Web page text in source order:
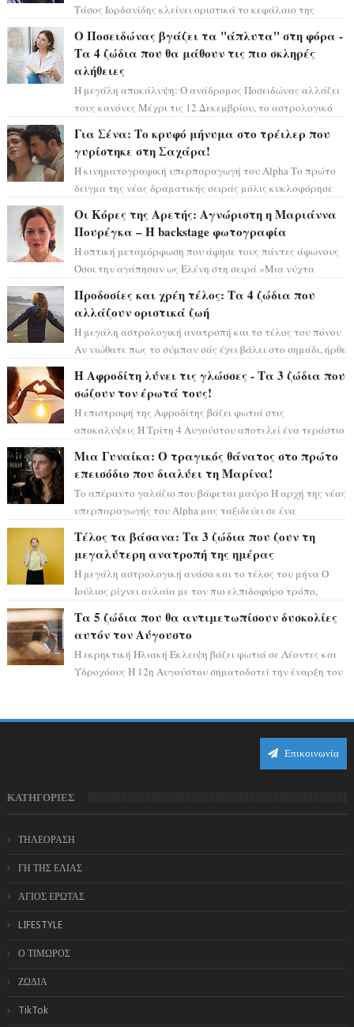
Τάσος Ιορδανίδης κλείνει οριστικά το κεφάλαιο της
Ο Ποσειδώνας βγάζει τα "άπλυτα" στη φόρα -
Τα 4 ζώδια που θα μάθουν τις πιο σκληρές
αλήθειες
Η μεγάλη αποκάλυψη: Ο ανάδρομος Ποσειδώνας αλλάζει
τους κανόνες Μέχρι τις 12 Δεκεμβρίου, το αστρολογικό
Για Σένα: Το κρυφό μήνυμα στο τρέιλερ που
γυρίστηκε στη Σαχάρα!
Η κινηματογραφική υπερπαραγωγή του Alpha Το πρώτο
δείγμα της νέας δραματικής σειράς μόλις κυκλοφόρησε
Οι Κόρες της Αρετής: Αγνώριστη η Μαριάννα
Πουρέγκα – H backstage φωτογραφία
Η οπτική μεταμόρφωση που άφησε τους πάντες άφωνους
Όσοι την αγάπησαν ως Ελένη στη σειρά «Μια νύχτα
Προδοσίες και χρέη τέλος: Τα 4 ζώδια που
αλλάζουν οριστικά ζωή
Η μεγάλη αστρολογική ανατροπή και το τέλος του πόνου
Αν νιώθατε πως το σύμπαν σάς έχει βάλει στο σημάδι, ήρθε
Η Αφροδίτη λύνει τις γλώσσες - Τα 3 ζώδια που
σώζουν τον έρωτά τους!
Η επιστροφή της Αφροδίτης βάζει φωτιά στις
αποκαλύψεις Η Τρίτη 4 Αυγούστου αποτελεί ένα τεράστιο
Μια Γυναίκα: Ο τραγικός θάνατος στο πρώτο
επεισόδιο που διαλύει τη Μαρίνα!
Το απέραντο γαλάζιο που βάφεται μαύρο Η αρχή της νέας
υπερπαραγωγής του Alpha μας ταξιδεύει σε ένα
Τέλος τα βάσανα: Τα 3 ζώδια που ζουν τη
μεγαλύτερη ανατροπή της ημέρας
Η μεγάλη αστρολογική ανάσα και το τέλος του μήνα Ο
Ιούλιος ρίχνει αυλαία με τον πιο ελπιδοφόρο τρόπο,
Τα 5 ζώδια που θα αντιμετωπίσουν δυσκολίες
αυτόν τον Αύγουστο
Η εκρηκτική Ηλιακή Έκλειψη βάζει φωτιά σε Λέοντες και
Υδροχόους Η 12η Αυγούστου σηματοδοτεί την έναρξη του
Επικοινωνία
ΚΑΤΗΓΟΡΙΕΣ
ΤΗΛΕΟΡΑΣΗ
ΓΗ ΤΗΣ ΕΛΙΑΣ
ΑΓΙΟΣ ΕΡΩΤΑΣ
LIFESTYLE
Ο ΤΙΜΩΡΟΣ
ΖΩΔΙΑ
TikTok